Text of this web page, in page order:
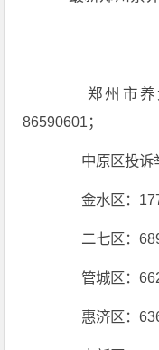
郑州市养犬
86590601；
中原区投诉举
金水区：
二七区：
管城区：
惠济区：